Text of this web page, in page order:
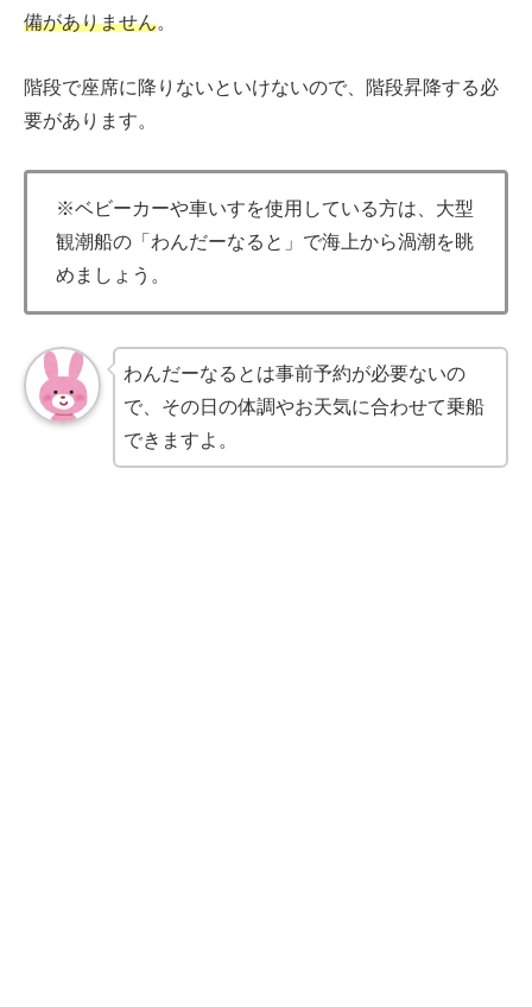
備がありません。
階段で座席に降りないといけないので、階段昇降する必
要があります。
※ベビーカーや車いすを使用している方は、大型
観潮船の「わんだーなると」で海上から渦潮を眺
めましょう。
わんだーなるとは事前予約が必要ないの
で、その日の体調やお天気に合わせて乗船
できますよ。